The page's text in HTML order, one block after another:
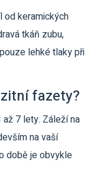
od keramických
tkáň zubu,
lehké tlaky při
fazety?
7 lety. Záleží na
na vaší
době je obvykle